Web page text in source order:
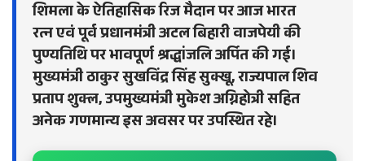
शिमला के ऐतिहासिक रिज मैदान पर आज भारत
रत्न एवं पूर्व प्रधानमंत्री अटल बिहारी वाजपेयी की
पुण्यतिथि पर भावपूर्ण श्रद्धांजलि अर्पित की गई।
मुख्यमंत्री ठाकुर सुखविंद्र सिंह सुक्खू, राज्यपाल शिव
प्रताप शुक्ल, उपमुख्यमंत्री मुकेश अग्निहोत्री सहित
अनेक गणमान्य इस अवसर पर उपस्थित रहे।